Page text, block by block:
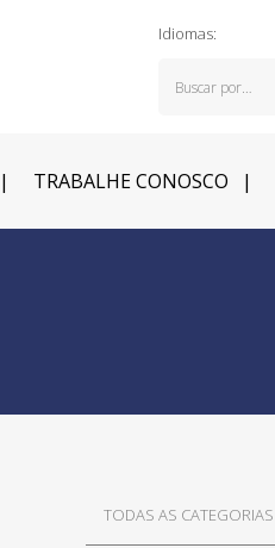
Idiomas:
TRABALHE CONOSCO